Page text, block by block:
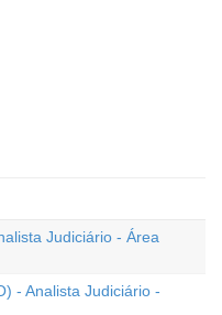
Judiciário - Área
- Analista Judiciário -